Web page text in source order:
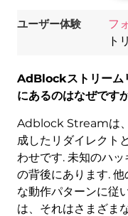
ユーザー体験 フ
ト
AdBlockストリーム
にあるのはなぜです
Adblock Streamは
成したリダイレクト
わせです. 未知のハ
の背後にあります.
な動作パターンに従
は、それはさまざま